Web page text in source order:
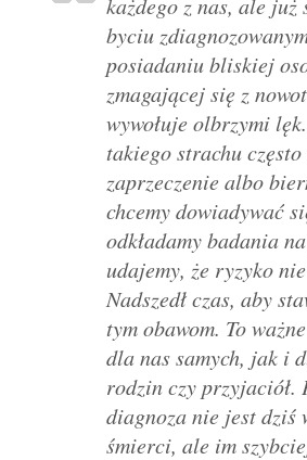
byciu
posiadaniu bliskiej
zmagającej się z
wywołuje olbrzymi
takiego strachu
zaprzeczenie albo
chcemy dowiadywać
odkładamy badania
udajemy, że ryzyko
Nadszedł czas, aby
tym obawom. To
dla nas samych, jak i
rodzin czy przyjaciół.
diagnoza nie jest dziś
śmierci, ale im